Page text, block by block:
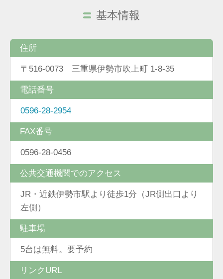
基本情報
住所
〒516-0073 三重県伊勢市吹上町 1-8-35
電話番号
0596-28-2954
FAX番号
0596-28-0456
公共交通機関でのアクセス
JR・近鉄伊勢市駅より徒歩1分（JR側出口より
左側）
駐車場
5台は無料。要予約
リンクURL